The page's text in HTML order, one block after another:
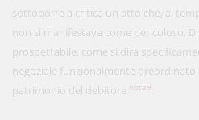
sottoporre a critica un atto che, al
non si manifestava come pericoloso.
prospettabile, come si dirà
negoziale funzionalmente
patrimonio del debitore nota9